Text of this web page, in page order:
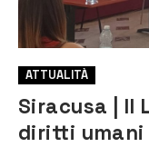
ATTUALITÀ
Siracusa | Il
diritti